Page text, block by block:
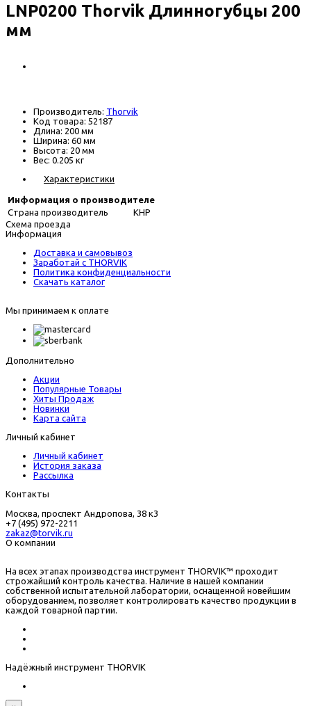
LNP0200 Thorvik Длинногубцы 200
мм
Производитель: Thorvik
Код товара: 52187
Длина: 200 мм
Ширина: 60 мм
Высота: 20 мм
Вес: 0.205 кг
Характеристики
Информация о производителе
Страна производитель
КНР
Схема проезда
Информация
Доставка и самовывоз
Заработай с THORVIK
Политика конфиденциальности
Скачать каталог
Мы принимаем к оплате
Дополнительно
Акции
Популярные Товары
Хиты Продаж
Новинки
Карта сайта
Личный кабинет
Личный кабинет
История заказа
Рассылка
Контакты
Москва, проспект Андропова, 38 к3
+7 (495) 972-2211
zakaz@torvik.ru
О компании
На всех этапах производства инструмент THORVIK™ проходит
строжайший контроль качества. Наличие в нашей компании
собственной испытательной лаборатории, оснащенной новейшим
оборудованием, позволяет контролировать качество продукции в
каждой товарной партии.
Надёжный инструмент THORVIK